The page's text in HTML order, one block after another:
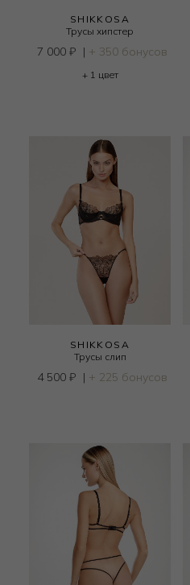
SHIKKOSA
Трусы хипстер
7 000 ₽ | + 350 бонусов
+ 1 цвет
SHIKKOSA
Трусы слип
4 500 ₽ | + 225 бонусов